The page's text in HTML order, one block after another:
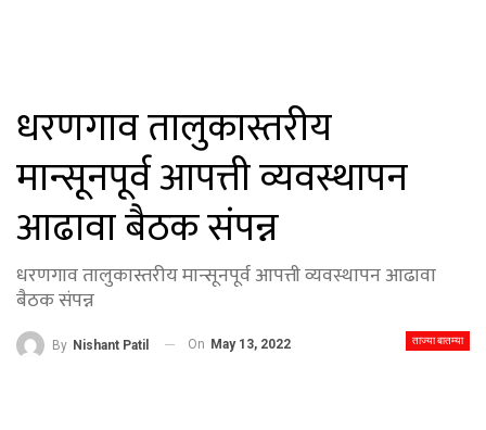
धरणगाव तालुकास्तरीय
मान्सूनपूर्व आपत्ती व्यवस्थापन
आढावा बैठक संपन्न
धरणगाव तालुकास्तरीय मान्सूनपूर्व आपत्ती व्यवस्थापन आढावा
बैठक संपन्न
ताज्या बातम्या
By Nishant Patil On May 13, 2022